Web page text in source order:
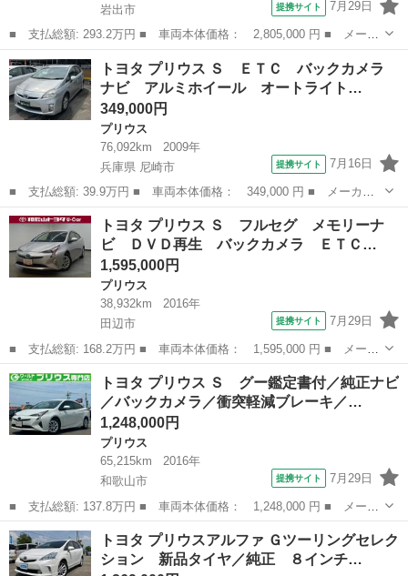
岩出市
提携サイト 7月29日
■ 支払総額: 293.2万円 ■ 車両本体価格： 2,805,000 円 ■ メーカ
ー名： トヨタ ■ 車種名： プリウス ■ グレード名： Ｕ フル
セグ ミュージックプレイヤー接続可 バックカメラ 衝突被害軽減
システム...
和歌山 岩出市 プリウス
トヨタ プリウス Ｓ ＥＴＣ バックカメラ
ナビ アルミホイール オートライト…
349,000円
プリウス
76,092km
2009年
兵庫県 尼崎市
提携サイト 7月16日
■ 支払総額: 39.9万円 ■ 車両本体価格： 349,000 円 ■ メーカー
名： トヨタ ■ 車種名： プリウス ■ グレード名： Ｓ ＥＴ
Ｃ バックカメラ ナビ アルミホイール オートライト スマート
キー 電動格納...
兵庫 尼崎市 プリウス
トヨタ プリウス Ｓ フルセグ メモリーナ
ビ ＤＶＤ再生 バックカメラ ＥＴＣ…
1,595,000円
プリウス
38,932km
2016年
田辺市
提携サイト 7月29日
■ 支払総額: 168.2万円 ■ 車両本体価格： 1,595,000 円 ■ メーカ
ー名： トヨタ ■ 車種名： プリウス ■ グレード名： Ｓ フル
セグ メモリーナビ ＤＶＤ再生 バックカメラ ＥＴＣ ＬＥＤヘ
ッドラン...
和歌山 田辺市 プリウス
トヨタ プリウス Ｓ グー鑑定書付／純正ナビ
／バックカメラ／衝突軽減ブレーキ／…
1,248,000円
プリウス
65,215km
2016年
和歌山市
提携サイト 7月29日
■ 支払総額: 137.8万円 ■ 車両本体価格： 1,248,000 円 ■ メーカ
ー名： トヨタ ■ 車種名： プリウス ■ グレード名： Ｓ グー
鑑定書付／純正ナビ／バックカメラ／衝突軽減ブレーキ／アダプティ
ブクルー...
和歌山 和歌山市 プリウス
トヨタ プリウスアルファ Ｇツーリングセレク
ション 新品タイヤ／純正 ８インチ…